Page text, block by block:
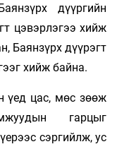
дүүргийн
цэвэрлэгээ хийж
Баянзүрх дүүрэгт
хийж байна.
үед цас, мөс зөөж
гарцыг
сэргийлж, ус